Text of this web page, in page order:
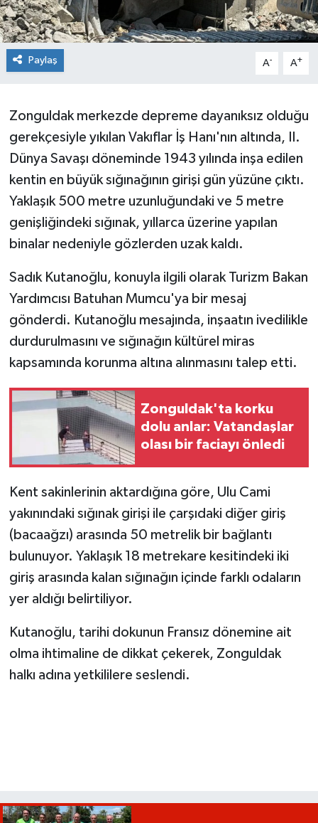
Paylaş A- A+
Zonguldak merkezde depreme dayanıksız olduğu
gerekçesiyle yıkılan Vakıflar İş Hanı'nın altında, II.
Dünya Savaşı döneminde 1943 yılında inşa edilen
kentin en büyük sığınağının girişi gün yüzüne çıktı.
Yaklaşık 500 metre uzunluğundaki ve 5 metre
genişliğindeki sığınak, yıllarca üzerine yapılan
binalar nedeniyle gözlerden uzak kaldı.
Sadık Kutanoğlu, konuyla ilgili olarak Turizm Bakan
Yardımcısı Batuhan Mumcu'ya bir mesaj
gönderdi. Kutanoğlu mesajında, inşaatın ivedilikle
durdurulmasını ve sığınağın kültürel miras
kapsamında korunma altına alınmasını talep etti.
Zonguldak'ta korku
dolu anlar: Vatandaşlar
olası bir faciayı önledi
Kent sakinlerinin aktardığına göre, Ulu Cami
yakınındaki sığınak girişi ile çarşıdaki diğer giriş
(bacaağzı) arasında 50 metrelik bir bağlantı
bulunuyor. Yaklaşık 18 metrekare kesitindeki iki
giriş arasında kalan sığınağın içinde farklı odaların
yer aldığı belirtiliyor.
Kutanoğlu, tarihi dokunun Fransız dönemine ait
olma ihtimaline de dikkat çekerek, Zonguldak
halkı adına yetkililere seslendi.